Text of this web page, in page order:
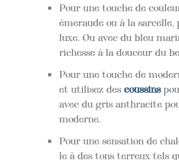
Pour une touche de
émeraude ou à la
luxe. Ou avec du bleu
richesse à la douceur du
Pour une touche de
et utilisez des coussins
avec du gris anthracite
moderne.
Pour une sensation de
le à des tons terreux tels